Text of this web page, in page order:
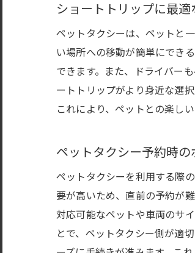
ショートトリップに最
ペットタクシーは、ペットと
い場所への移動が簡単にでき
できます。また、ドライバー
ートトリップがより身近な選
これにより、ペットとの楽し
ペットタクシー予約時の
ペットタクシーを利用する際
要が高いため、直前の予約が
対応可能なペットや車両のサ
とで、ペットタクシー側が適